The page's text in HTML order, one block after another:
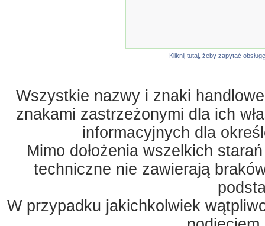
Kliknij tutaj, żeby zapytać
Wszystkie nazwy i znaki
znakami zastrzeżonymi dla ich
informacyjnych dla
Mimo dołożenia wszelkich
techniczne nie zawierają
W przypadku jakichkolwiek